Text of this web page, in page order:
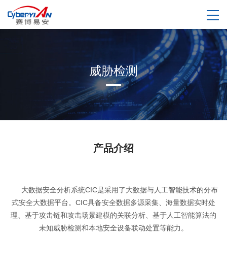
威胁检测
产品介绍
大数据安全分析系统CIC是采用了大数据与人工智能技术的分布
式安全大数据平台。CIC具备安全数据多源采集、海量数据实时处
理、基于攻击链和攻击场景建模的关联分析、基于人工智能算法的
未知威胁检测和本地安全设备联动处置等能力。